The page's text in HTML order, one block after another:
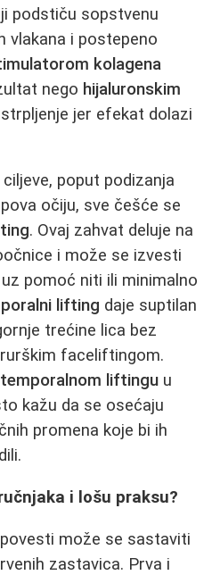
podstiču sopstvenu
vlakana i postepeno
kolagena
nego hijaluronskim
jer efekat dolazi
poput podizanja
očiju, sve češće se
. Ovaj zahvat deluje na
i može se izvesti
uz pomoć niti ili minimalno
lifting daje suptilan
trećine lica bez
faceliftingom.
temporalnom liftingu u
kažu da se osećaju
promena koje bi ih
i lošu praksu?
može se sastaviti
zastavica. Prva i